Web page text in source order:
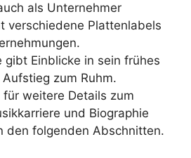
als Unternehmer
verschiedene Plattenlabels
gibt Einblicke in sein frühes
zum Ruhm.
weitere Details zum
und Biographie
den folgenden Abschnitten.